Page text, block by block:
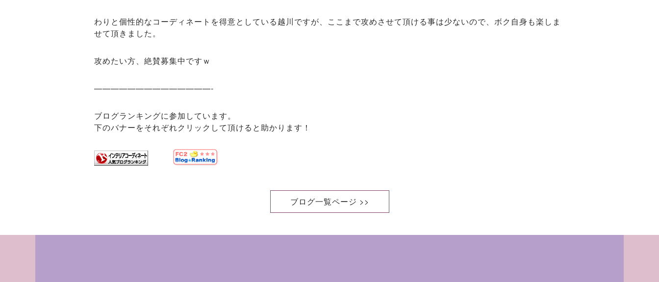
わりと個性的なコーディネートを得意としている越川ですが、ここまで攻めさせて頂ける事は少ないので、ボク自身も楽しま
せて頂きました。
攻めたい方、絶賛募集中ですｗ
——————————————-
ブログランキングに参加しています。
下のバナーをそれぞれクリックして頂けると助かります！
ブログ一覧ページ >>